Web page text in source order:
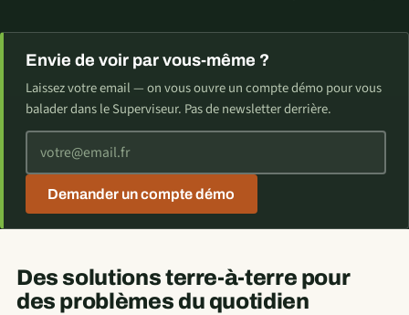
Envie de voir par vous-même ?
Laissez votre email — on vous ouvre un compte démo pour vous
balader dans le Superviseur. Pas de newsletter derrière.
Votre adresse email
Demander un compte démo
Des solutions terre-à-terre pour
des problèmes du quotidien